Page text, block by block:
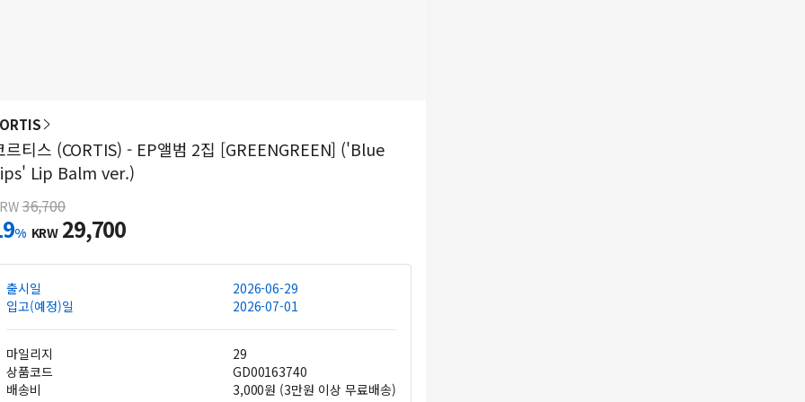
르티스 (CORTIS) - EP앨범 2집 [GREENGREEN] ('Blue
Lip Balm ver.)
36,700
% KRW 29,700
출시일
2026-06-29
입고(예정)일
2026-07-01
마일리지
29
상품코드
GD00163740
배송비
3,000원 (3만원 이상 무료배송)